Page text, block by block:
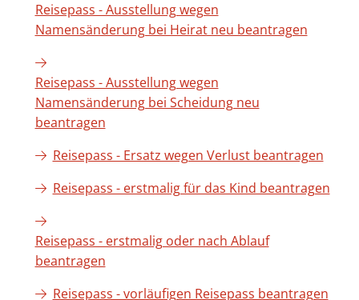
Reisepass - Ausstellung wegen
Namensänderung bei Heirat neu beantragen
Reisepass - Ausstellung wegen
Namensänderung bei Scheidung neu
beantragen
Reisepass - Ersatz wegen Verlust beantragen
Reisepass - erstmalig für das Kind beantragen
Reisepass - erstmalig oder nach Ablauf
beantragen
Reisepass - vorläufigen Reisepass beantragen